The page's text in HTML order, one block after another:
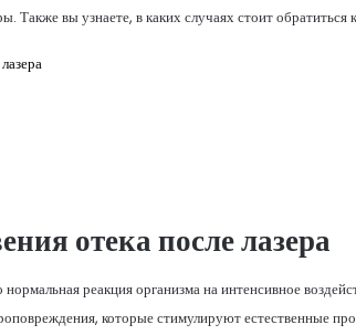
Также вы узнаете, в каких случаях стоит
отека после лазера
реакция организма на интенсивное
которые стимулируют естественные